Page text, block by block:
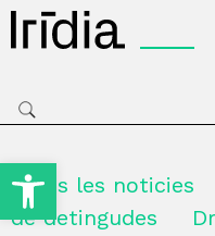
Obre la barra d'eines
Totes les noticies
de detingudes